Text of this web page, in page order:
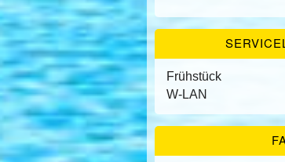
Frühstück
W-LAN